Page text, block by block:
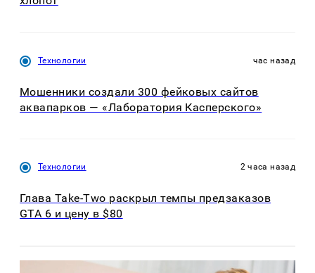
Технологии час назад
Мошенники создали 300 фейковых сайтов
аквапарков — «Лаборатория Касперского»
Технологии 2 часа назад
Глава Take-Two раскрыл темпы предзаказов
GTA 6 и цену в $80